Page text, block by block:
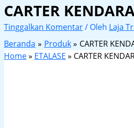
CARTER
Tinggalkan Komentar/ Oleh Laja
Beranda
Produk
CARTER
Home» ETALASE » CARTER